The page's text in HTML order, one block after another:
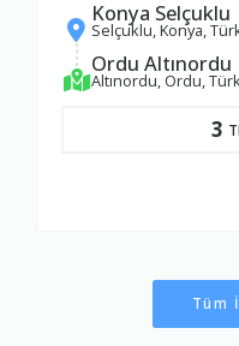
Konya Selçuklu
Selçuklu, Konya,
Ordu Altınordu
Altınordu, Ordu,
3
Tüm